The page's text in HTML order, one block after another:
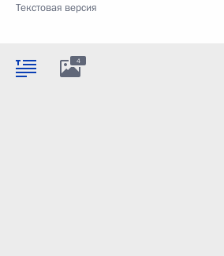
Текстовая версия
4